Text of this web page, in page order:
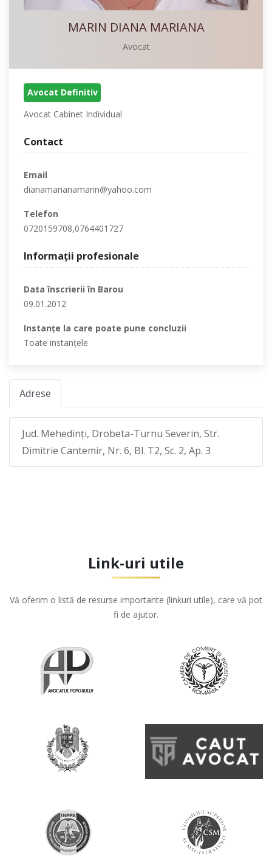
MARIN DIANA MARIANA
Avocat
Avocat Definitiv
Avocat Cabinet Individual
Contact
Email
dianamarianamarin@yahoo.com
Telefon
0720159708,0764401727
Informaţii profesionale
Data înscrierii în Barou
09.01.2012
Instanţe la care poate pune concluzii
Toate instanţele
Adrese
Jud. Mehedinţi, Drobeta-Turnu Severin, Str.
Dimitrie Cantemir, Nr. 6, Bl. T2, Sc. 2, Ap. 3
Link-uri utile
Vă oferim o listă de resurse importante (linkuri utile), care vă pot
fi de ajutor.